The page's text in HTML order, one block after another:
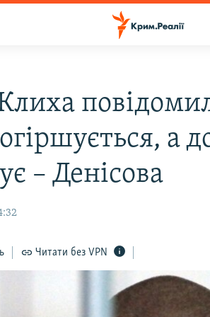
а
– Денісова
Читати без VPN